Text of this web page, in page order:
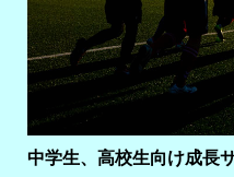
中学生、高校生向け成長